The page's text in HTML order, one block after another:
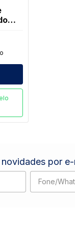
novidades por